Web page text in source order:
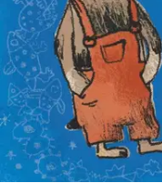
Näytä lisää tuotekuvausta
Ominaisuudet
Oletko